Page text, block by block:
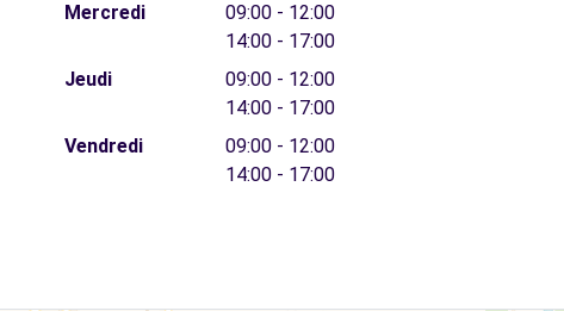
Mercredi
09:00 - 12:00
14:00 - 17:00
Jeudi
09:00 - 12:00
14:00 - 17:00
Vendredi
09:00 - 12:00
14:00 - 17:00